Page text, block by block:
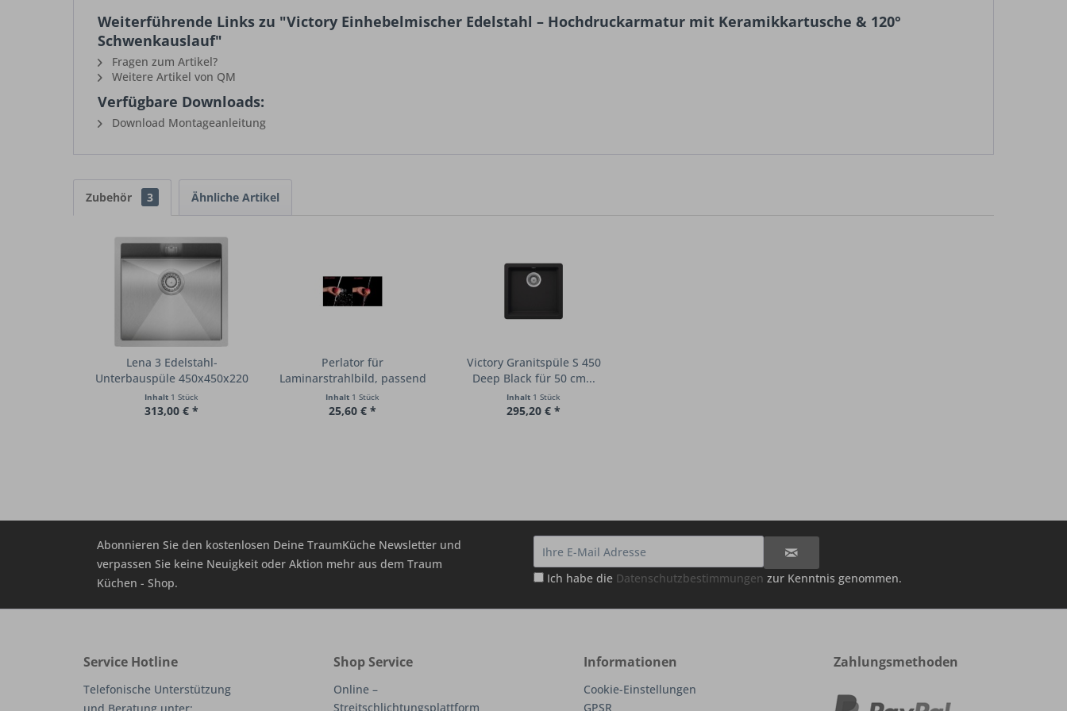
Weiterführende Links zu "Victory Einhebelmischer Edelstahl – Hochdruckarmatur mit Keramikkartusche & 120°
Schwenkauslauf"
Fragen zum Artikel?
Weitere Artikel von QM
Verfügbare Downloads:
Download Montageanleitung
Zubehör 3 Ähnliche Artikel
Lena 3 Edelstahl-
Unterbauspüle 450x450x220
Inhalt 1 Stück
313,00 € *
Perlator für
Laminarstrahlbild, passend
für...
Inhalt 1 Stück
25,60 € *
Victory Granitspüle S 450
Deep Black für 50 cm...
Inhalt 1 Stück
295,20 € *
Abonnieren Sie den kostenlosen Deine TraumKüche Newsletter und
verpassen Sie keine Neuigkeit oder Aktion mehr aus dem Traum
Küchen - Shop.
Ich habe die Datenschutzbestimmungen zur Kenntnis genommen.
Service Hotline
Telefonische Unterstützung
Shop Service
Online –
Streitschlichtungsplattform
Informationen
Cookie-Einstellungen
GPSR
Zahlungsmethoden